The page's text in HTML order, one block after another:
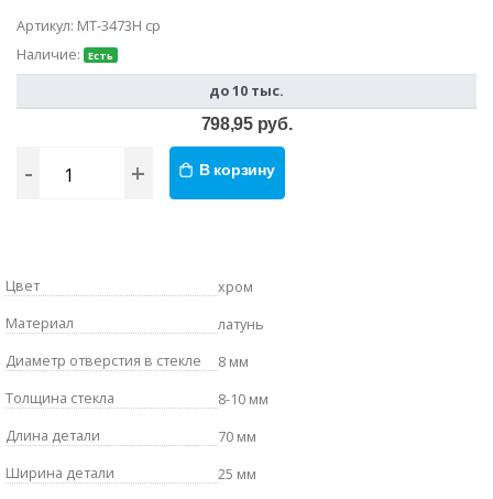
Артикул: MT-3473H cp
Наличие:
Есть
до 10 тыс.
798,95 руб.
- + В корзину
Цвет
хром
Материал
латунь
Диаметр отверстия в стекле
8 мм
Толщина стекла
8-10 мм
Длина детали
70 мм
Ширина детали
25 мм